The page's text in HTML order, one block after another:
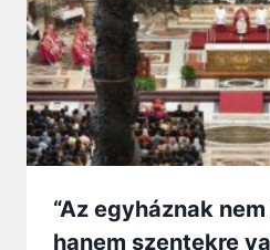
“Az egyháznak
hanem szentekre